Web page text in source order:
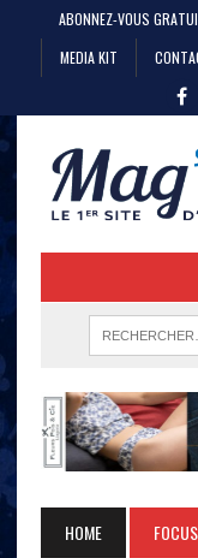
ABONNEZ-VOUS
MEDIA KIT
HOME FOCUS